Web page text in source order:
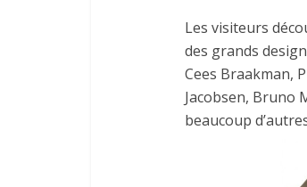
Les visiteurs
des grands
Cees Braakman,
Jacobsen, Bruno
beaucoup